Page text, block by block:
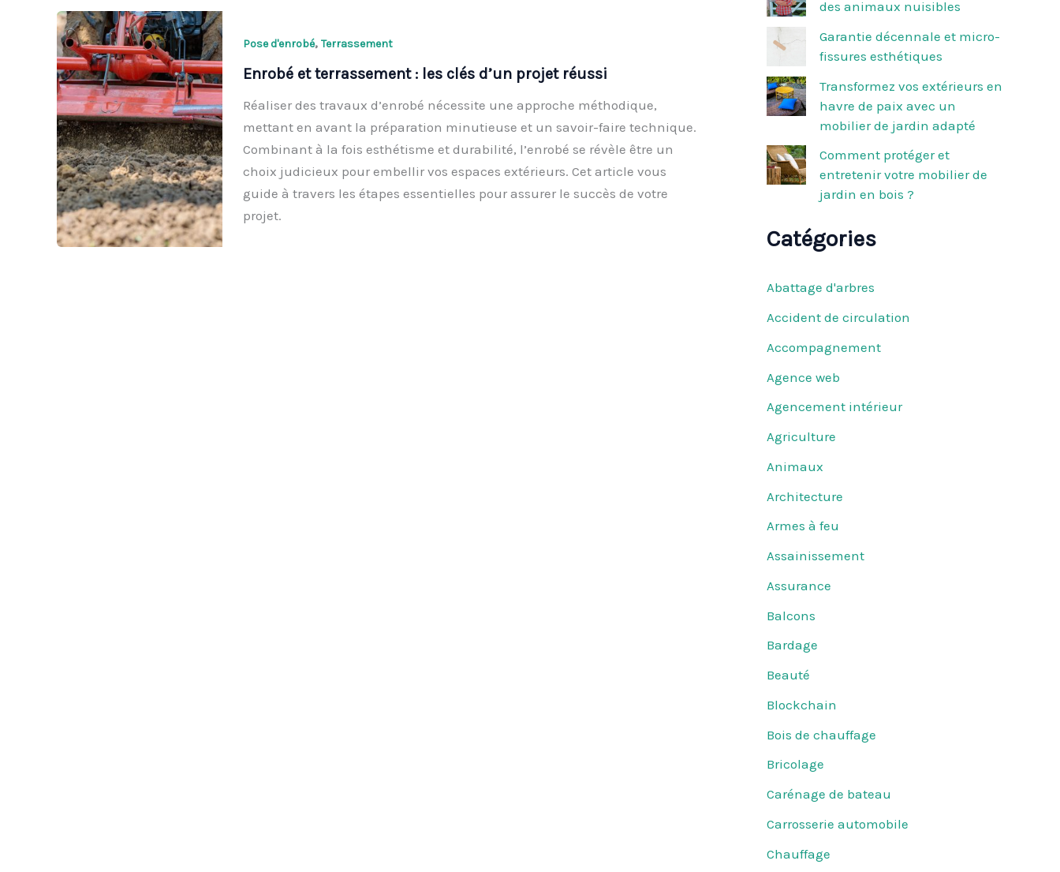
Pose d'enrobé, Terrassement
Enrobé et terrassement : les clés d’un projet réussi
Réaliser des travaux d’enrobé nécessite une approche méthodique,
mettant en avant la préparation minutieuse et un savoir-faire technique.
Combinant à la fois esthétisme et durabilité, l’enrobé se révèle être un
choix judicieux pour embellir vos espaces extérieurs. Cet article vous
guide à travers les étapes essentielles pour assurer le succès de votre
projet.
r
des animaux nuisibles
Garantie décennale et micro-
fissures esthétiques
Transformez vos extérieurs en
havre de paix avec un
mobilier de jardin adapté
Comment protéger et
entretenir votre mobilier de
jardin en bois ?
Catégories
Abattage d'arbres
Accident de circulation
Accompagnement
Agence web
Agencement intérieur
Agriculture
Animaux
Architecture
Armes à feu
Assainissement
Assurance
Balcons
Bardage
Beauté
Blockchain
Bois de chauffage
Bricolage
Carénage de bateau
Carrosserie automobile
Chauffage